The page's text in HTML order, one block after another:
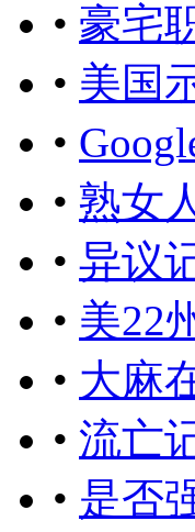
• 豪宅
• 美国
•
• 熟女
• 异议
• 美22
• 大麻
• 流亡
• 是否